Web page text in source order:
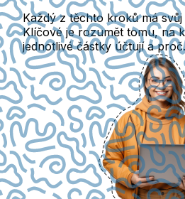
Každý z těchto kroků má
Klíčové je rozumět tomu, na
jednotlivé částky účtují a proč.